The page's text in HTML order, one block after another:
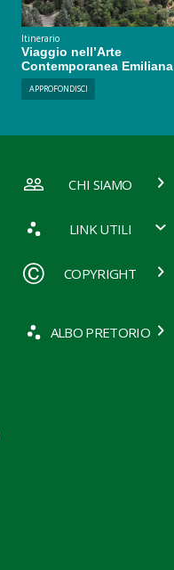
Itinerario
Viaggio nell’Arte
Contemporanea Emiliana
APPROFONDISCI
CHI SIAMO
LINK UTILI
COPYRIGHT
ALBO PRETORIO